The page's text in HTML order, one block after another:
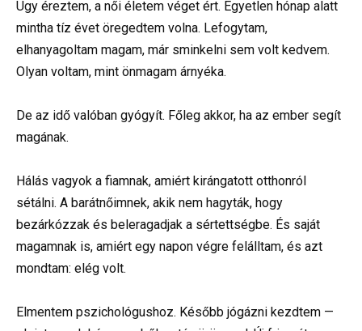
Úgy éreztem, a női életem véget ért. Egyetlen hónap alatt
mintha tíz évet öregedtem volna. Lefogytam,
elhanyagoltam magam, már sminkelni sem volt kedvem.
Olyan voltam, mint önmagam árnyéka.
De az idő valóban gyógyít. Főleg akkor, ha az ember segít
magának.
Hálás vagyok a fiamnak, amiért kirángatott otthonról
sétálni. A barátnőimnek, akik nem hagyták, hogy
bezárkózzak és beleragadjak a sértettségbe. És saját
magamnak is, amiért egy napon végre felálltam, és azt
mondtam: elég volt.
Elmentem pszichológushoz. Később jógázni kezdtem —